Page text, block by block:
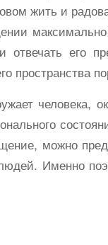
жить и
отвечать его
пространства
человека,
можно
Именно